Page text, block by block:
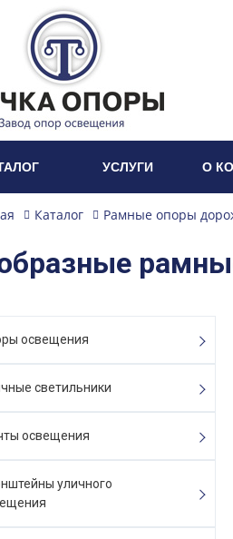
УСЛУГИ О
Каталог Рамные опоры
освещения
светильники
освещения
уличного